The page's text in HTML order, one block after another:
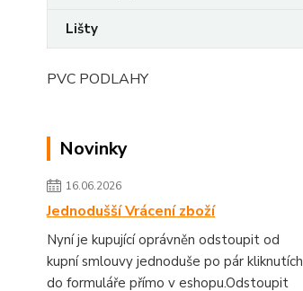
Lišty
PVC PODLAHY
Novinky
16.06.2026
Jednodušší Vrácení zboží
Nyní je kupující oprávněn odstoupit od
kupní smlouvy jednoduše po pár kliknutích
do formuláře přímo v eshopu.Odstoupit